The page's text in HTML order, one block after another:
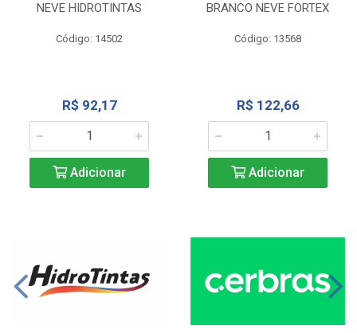
NEVE HIDROTINTAS
Código: 14502
R$ 92,17
Adicionar
BRANCO NEVE FORTEX
Código: 13568
R$ 122,66
Adicionar